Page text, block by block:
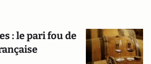
: le pari fou de